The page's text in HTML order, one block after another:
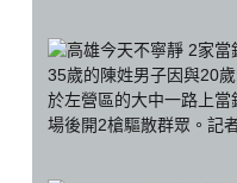
35歲的陳姓男子因與20
於左營區的大中一路上當
場後開2槍驅散群眾。記